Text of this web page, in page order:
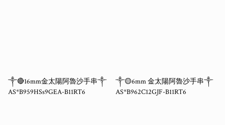
༒🔴16mm金太陽阿魯沙手串༒
AS*B959HSs9GEA-B11RT6
༒🟡6mm 金太陽阿魯沙手串༒
AS*B962C12GJF-B11RT6